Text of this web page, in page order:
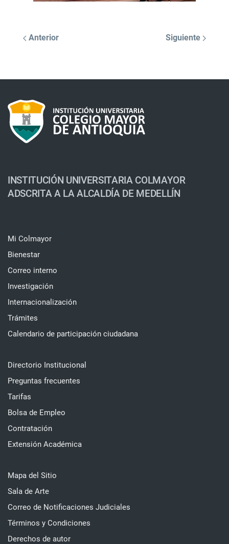
Anterior Siguiente
INSTITUCIÓN UNIVERSITARIA COLMAYOR
ADSCRITA A LA ALCALDÍA DE MEDELLÍN
Mi Colmayor
Bienestar
Correo interno
Investigación
Internacionalización
Trámites
Calendario de participación ciudadana
Directorio Institucional
Preguntas frecuentes
Tarifas
Bolsa de Empleo
Contratación
Extensión Académica
Mapa del Sitio
Sala de Arte
Correo de Notificaciones Judiciales
Términos y Condiciones
Derechos de autor